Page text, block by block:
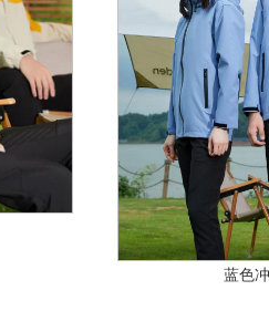
蓝色